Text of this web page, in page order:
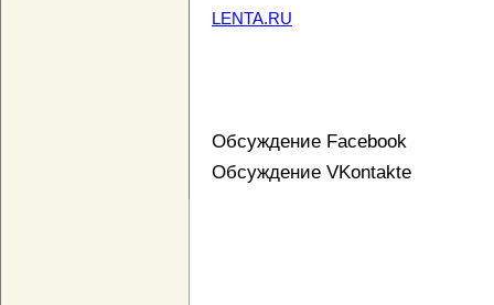
LENTA.RU
Обсуждение Facebook
Обсуждение VKontakte